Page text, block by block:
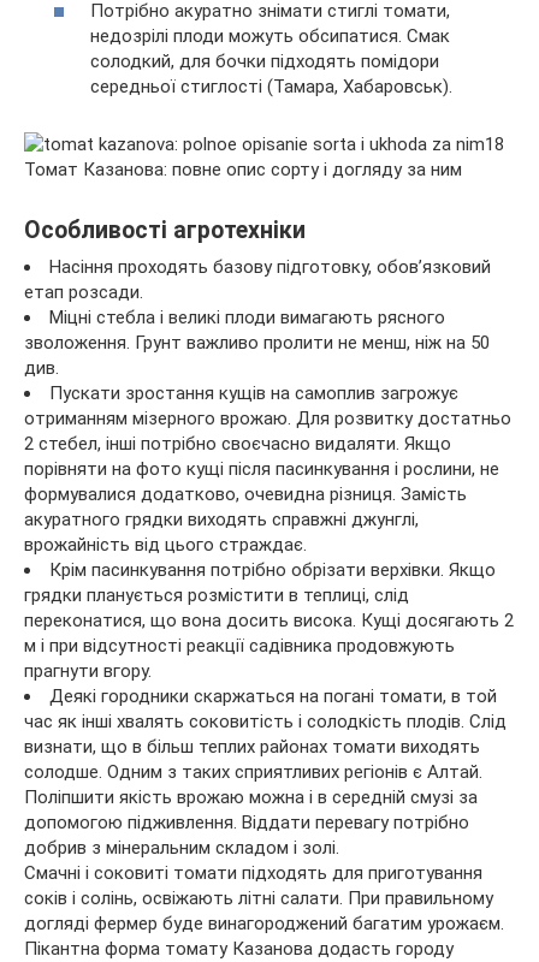
Потрібно акуратно знімати стиглі томати,
недозрілі плоди можуть обсипатися. Смак
солодкий, для бочки підходять помідори
середньої стиглості (Тамара, Хабаровськ).
Особливості агротехніки
Насіння проходять базову підготовку, обов’язковий
етап розсади.
Міцні стебла і великі плоди вимагають рясного
зволоження. Грунт важливо пролити не менш, ніж на 50
див.
Пускати зростання кущів на самоплив загрожує
отриманням мізерного врожаю. Для розвитку достатньо
2 стебел, інші потрібно своєчасно видаляти. Якщо
порівняти на фото кущі після пасинкування і рослини, не
формувалися додатково, очевидна різниця. Замість
акуратного грядки виходять справжні джунглі,
врожайність від цього страждає.
Крім пасинкування потрібно обрізати верхівки. Якщо
грядки планується розмістити в теплиці, слід
переконатися, що вона досить висока. Кущі досягають 2
м і при відсутності реакції садівника продовжують
прагнути вгору.
Деякі городники скаржаться на погані томати, в той
час як інші хвалять соковитість і солодкість плодів. Слід
визнати, що в більш теплих районах томати виходять
солодше. Одним з таких сприятливих регіонів є Алтай.
Поліпшити якість врожаю можна і в середній смузі за
допомогою підживлення. Віддати перевагу потрібно
добрив з мінеральним складом і золі.
Смачні і соковиті томати підходять для приготування
соків і солінь, освіжають літні салати. При правильному
догляді фермер буде винагороджений багатим урожаєм.
Пікантна форма томату Казанова додасть городу